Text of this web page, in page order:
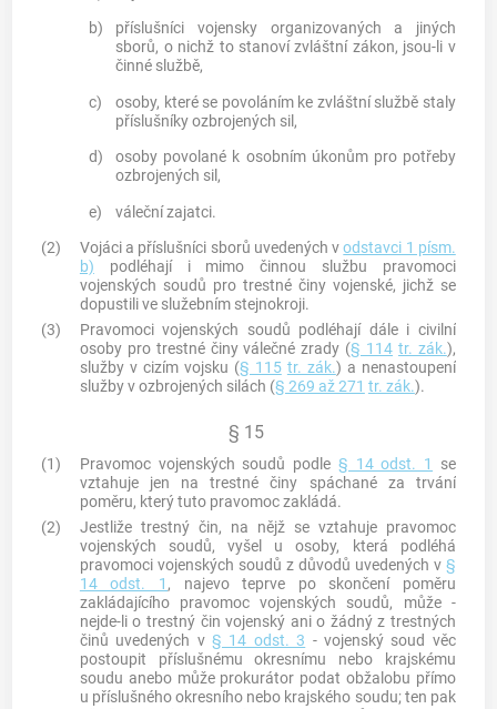
b)
příslušníci vojensky organizovaných a jiných
sborů, o nichž to stanoví zvláštní zákon, jsou-li v
činné službě,
c)
osoby, které se povoláním ke zvláštní službě staly
příslušníky ozbrojených sil,
d)
osoby povolané k osobním úkonům pro potřeby
ozbrojených sil,
e)
váleční zajatci.
(2)
Vojáci a příslušníci sborů uvedených vodstavci 1 písm.
b) podléhají i mimo činnou službu pravomoci
vojenských soudů pro trestné činyvojenské, jichž se
dopustili ve služebním stejnokroji.
(3)
Pravomoci vojenských soudů podléhají dále i civilní
osoby pro trestné činyválečné zrady (§ 114 tr. zák.),
služby v cizím vojsku (§ 115 tr. zák.) a nenastoupení
služby v ozbrojených silách (§ 269 až 271 tr. zák.).
§ 15
(1) Pravomoc vojenských soudů podle § 14 odst. 1
se
vztahuje jen natrestné činy spáchané za trvání
poměru, který tuto pravomoc zakládá.
(2)
Jestliže trestný čin, na nějž se vztahuje pravomoc
vojenských soudů, vyšel u osoby, která podléhá
pravomoci vojenských soudů z důvodů uvedených v §
14 odst. 1 , najevo teprve po skončení poměru
zakládajícího pravomoc vojenských soudů, může -
nejde-li o trestný čin vojenský ani o žádný z trestných
činů uvedených v§ 14 odst. 3 - vojenský soud věc
postoupit příslušnému okresnímu nebo krajskému
soudu anebo může prokurátor podat obžalobu přímo
u příslušného okresního nebo krajského soudu; ten pak